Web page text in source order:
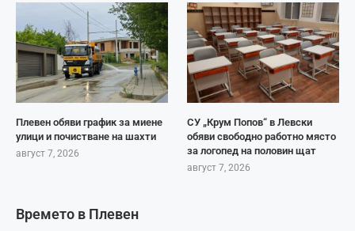
Плевен обяви график за миене
улици и почистване на шахти
август 7, 2026
СУ „Крум Попов“ в Левски
обяви свободно работно място
за логопед на половин щат
август 7, 2026
Времето в Плевен